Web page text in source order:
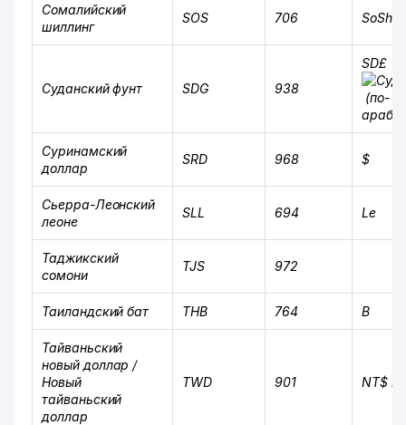
Сомалийский
шиллинг
SOS 706 SoSh
Суданский фунт SDG 938
SD£
(по-
Суринамский
доллар
SRD 968 $
Сьерра-Леонский
леоне
SLL 694 Le
Таджикский
сомони
TJS 972
Таиландский бат THB 764 B
Тайваньский
новый доллар /
Новый
тайваньский
доллар
TWD 901 NT$ и/